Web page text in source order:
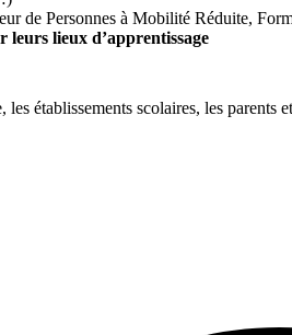
de Personnes à Mobilité Réduite,
leurs lieux d’apprentissage
établissements scolaires, les parents